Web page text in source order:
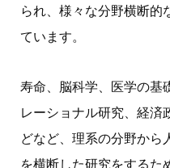
られ、様々な分野横断的
ています。
寿命、脳科学、医学の基
レーショナル研究、経済
どなど、理系の分野から
を横断した研究をするた